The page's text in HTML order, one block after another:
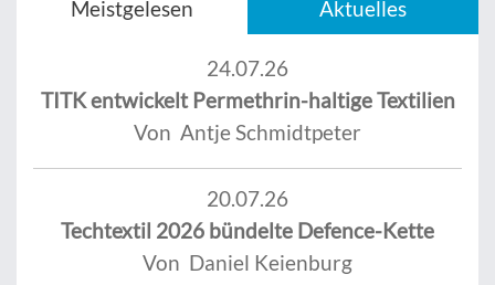
Meistgelesen Aktuelles
24.07.26
TITK entwickelt Permethrin-haltige Textilien
Von Antje Schmidtpeter
20.07.26
Techtextil 2026 bündelte Defence-Kette
Von Daniel Keienburg